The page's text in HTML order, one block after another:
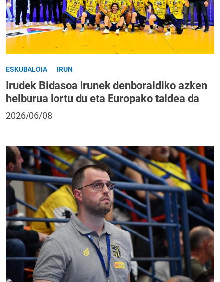
ESKUBALOIA IRUN
Irudek Bidasoa Irunek denboraldiko azken
helburua lortu du eta Europako taldea da
2026/06/08